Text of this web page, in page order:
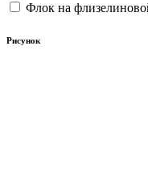
Флок на
Рисунок